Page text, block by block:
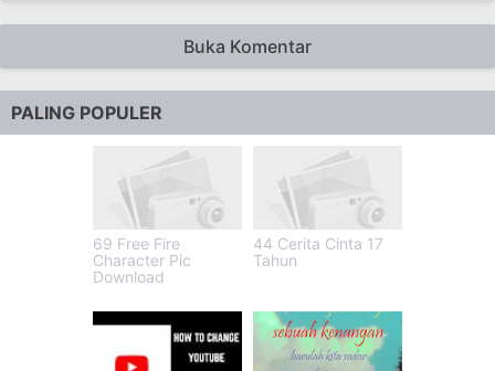
Buka Komentar
PALING POPULER
69 Free Fire
Character Pic
Download
44 Cerita Cinta 17
Tahun